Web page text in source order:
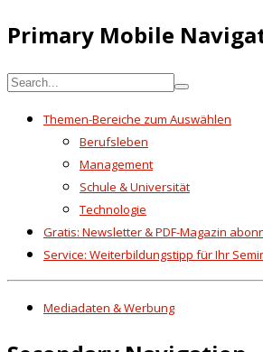
Primary Mobile
Themen-Bereiche zum Auswählen
Berufsleben
Management
Schule & Universität
Technologie
Gratis: Newsletter & PDF-Magazin
Service: Weiterbildungstipp für Ihr
Mediadaten & Werbung